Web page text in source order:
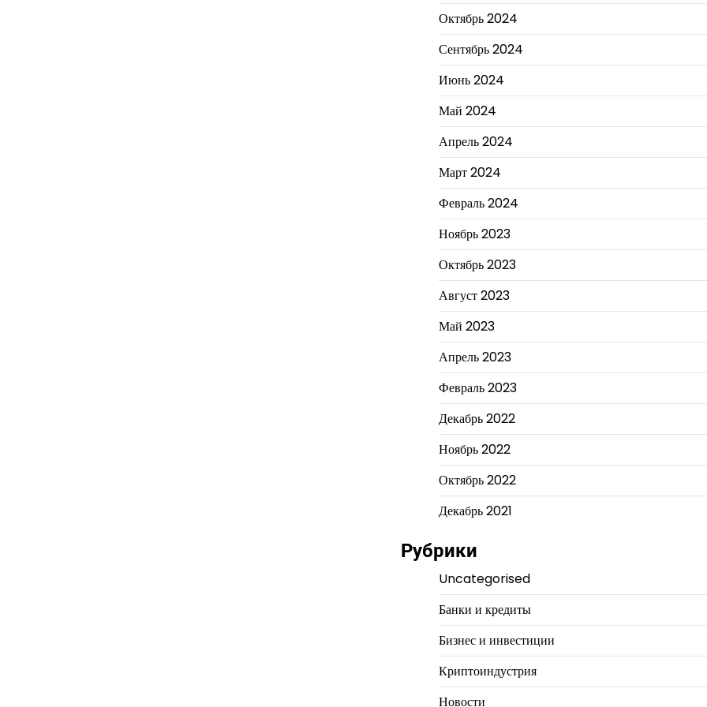
Октябрь 2024
Сентябрь 2024
Июнь 2024
Май 2024
Апрель 2024
Март 2024
Февраль 2024
Ноябрь 2023
Октябрь 2023
Август 2023
Май 2023
Апрель 2023
Февраль 2023
Декабрь 2022
Ноябрь 2022
Октябрь 2022
Декабрь 2021
Рубрики
Uncategorised
Банки и кредиты
Бизнес и инвестиции
Криптоиндустрия
Новости